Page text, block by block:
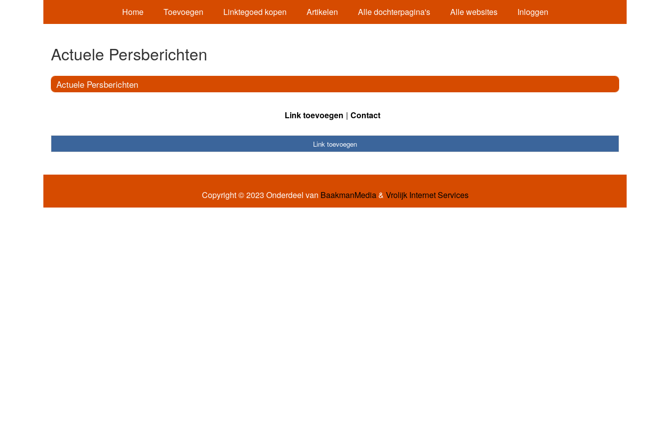
Home Toevoegen Linktegoed kopen Artikelen Alle dochterpagina's Alle websites Inloggen
Actuele Persberichten
Actuele Persberichten
Link toevoegen Contact
Link toevoegen
Copyright © 2023 Onderdeel van BaakmanMedia& Vrolijk Internet Services